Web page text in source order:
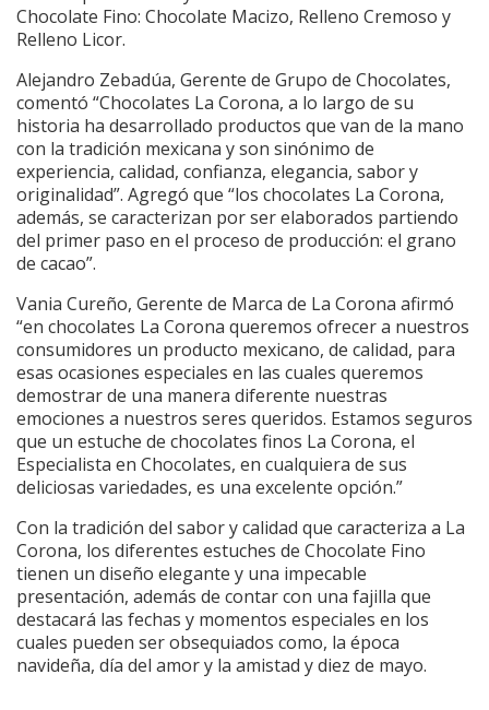
Chocolate Fino: Chocolate Macizo, Relleno Cremoso y
Relleno Licor.
Alejandro Zebadúa, Gerente de Grupo de Chocolates,
comentó “Chocolates La Corona, a lo largo de su
historia ha desarrollado productos que van de la mano
con la tradición mexicana y son sinónimo de
experiencia, calidad, confianza, elegancia, sabor y
originalidad”. Agregó que “los chocolates La Corona,
además, se caracterizan por ser elaborados partiendo
del primer paso en el proceso de producción: el grano
de cacao”.
Vania Cureño, Gerente de Marca de La Corona afirmó
“en chocolates La Corona queremos ofrecer a nuestros
consumidores un producto mexicano, de calidad, para
esas ocasiones especiales en las cuales queremos
demostrar de una manera diferente nuestras
emociones a nuestros seres queridos. Estamos seguros
que un estuche de chocolates finos La Corona, el
Especialista en Chocolates, en cualquiera de sus
deliciosas variedades, es una excelente opción.”
Con la tradición del sabor y calidad que caracteriza a La
Corona, los diferentes estuches de Chocolate Fino
tienen un diseño elegante y una impecable
presentación, además de contar con una fajilla que
destacará las fechas y momentos especiales en los
cuales pueden ser obsequiados como, la época
navideña, día del amor y la amistad y diez de mayo.